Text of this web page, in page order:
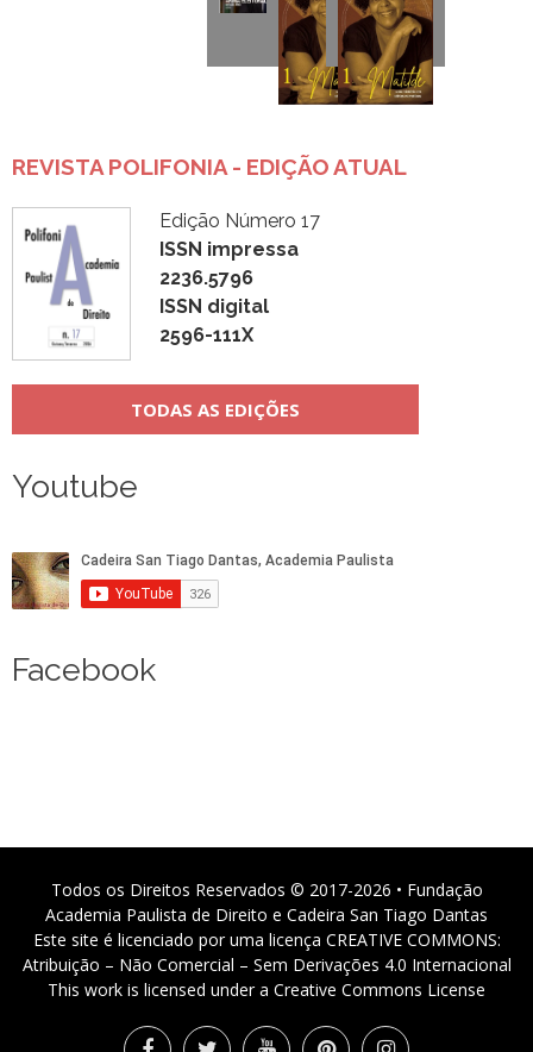
REVISTA POLIFONIA - EDIÇÃO ATUAL
Edição Número 17
ISSN impressa
2236.5796
ISSN digital
2596-111X
TODAS AS EDIÇÕES
Youtube
Facebook
Todos os Direitos Reservados © 2017-2026 • Fundação
Academia Paulista de Direito e Cadeira San Tiago Dantas
Este site é licenciado por uma licença CREATIVE COMMONS:
Atribuição – Não Comercial – Sem Derivações 4.0 Internacional
This work is licensed under a Creative Commons License